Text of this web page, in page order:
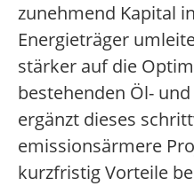
zunehmend Kapital
Energieträger
stärker auf die
bestehenden Öl-
ergänzt dieses
emissionsärmere
kurzfristig Vorteile